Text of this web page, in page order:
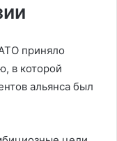
приняло
в которой
альянса был